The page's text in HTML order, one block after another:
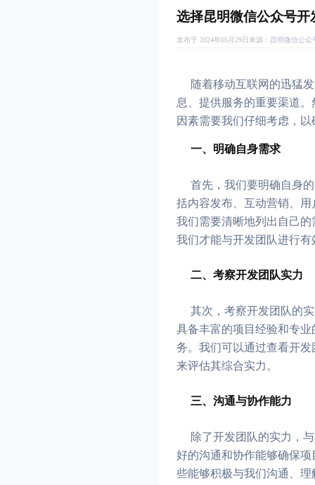
选择昆明微信公众号开
发布于 2024年05月29日来源： 昆明微信公众
随着移动互联网的迅猛
息、提供服务的重要渠道
因素需要我们仔细考虑，
一、明确自身需求
首先，我们要明确自身
括内容发布、互动营销、
我们需要清晰地列出自己
我们才能与开发团队进行
二、考察开发团队实力
其次，考察开发团队的
具备丰富的项目经验和专
务。我们可以通过查看开
来评估其综合实力。
三、沟通与协作能力
除了开发团队的实力，
好的沟通和协作能够确保
些能够积极与我们沟通、